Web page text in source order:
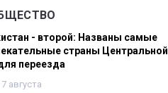
- второй: Названы самые
страны Центральной
переезда
августа